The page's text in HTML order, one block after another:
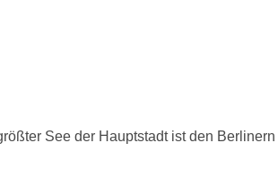
See der Hauptstadt ist den